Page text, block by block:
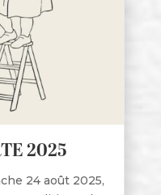
2025
24 août 2025,